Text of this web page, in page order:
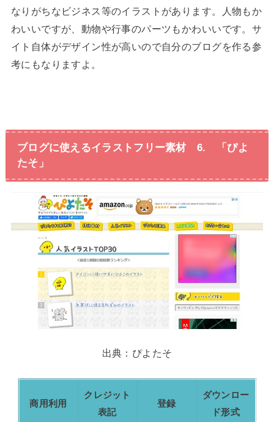
なりがちなビジネス等のイラストがあります。人物もか
わいいですが、動物や行事のパーツもかわいいです。サ
イト自体がデザイン性が高いので自分のブログを作る参
考にもなりますよ。
ブログに使えるイラストフリー素材 6. 「ぴよ
たそ」
出典：ぴよたそ
商用利用
クレジット
表記
登録
ダウンロー
ド形式